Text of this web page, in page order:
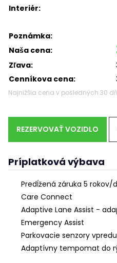
Interiér:
Poznámka:
Naša cena:
Zľava:
Cenníkova cena:
Najnižšia cena v posledných 30
REZERVOVAŤ VOZIDLO
Príplatková výbava
Predĺžená záruka 5 rokov/
Care Connect
Adaptive Lane Assist -
Emergency Assist
Parkovacie senzory
Adaptívny tempomat do